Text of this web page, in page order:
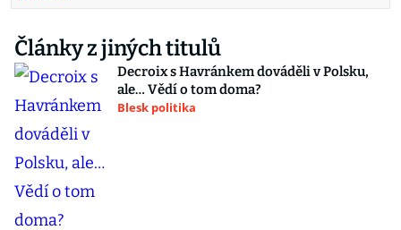
Články z jiných titulů
Decroix s Havránkem dováděli v Polsku,
ale… Vědí o tom doma?
Blesk politika